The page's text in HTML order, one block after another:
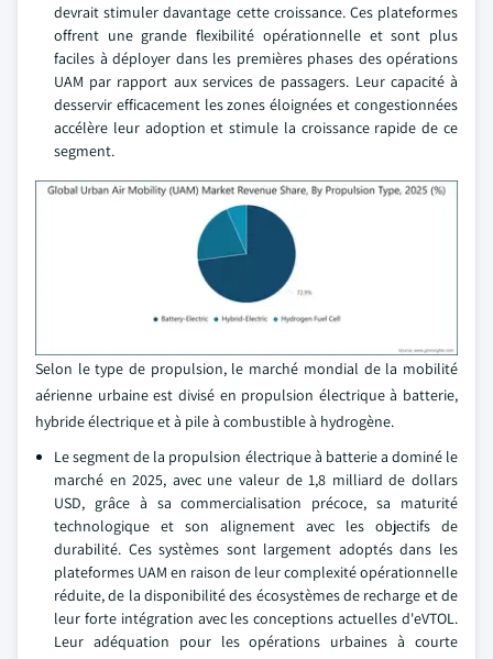
devrait stimuler davantage cette croissance. Ces plateformes
offrent une grande flexibilité opérationnelle et sont plus
faciles à déployer dans les premières phases des opérations
UAM par rapport aux services de passagers. Leur capacité à
desservir efficacement les zones éloignées et congestionnées
accélère leur adoption et stimule la croissance rapide de ce
segment.
Selon le type de propulsion, le marché mondial de la mobilité
aérienne urbaine est divisé en propulsion électrique à batterie,
hybride électrique et à pile à combustible à hydrogène.
Le segment de la propulsion électrique à batterie a dominé le
marché en 2025, avec une valeur de 1,8 milliard de dollars
USD, grâce à sa commercialisation précoce, sa maturité
technologique et son alignement avec les objectifs de
durabilité. Ces systèmes sont largement adoptés dans les
plateformes UAM en raison de leur complexité opérationnelle
réduite, de la disponibilité des écosystèmes de recharge et de
leur forte intégration avec les conceptions actuelles d'eVTOL.
Leur adéquation pour les opérations urbaines à courte